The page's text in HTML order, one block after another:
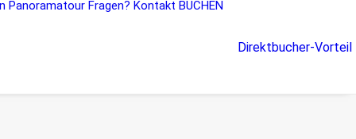
Panoramatour Fragen? Kontakt BUCHEN
Direktbucher-Vorteil